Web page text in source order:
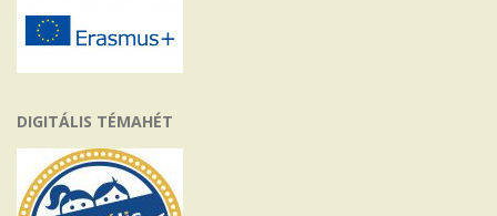
DIGITÁLIS TÉMAHÉT